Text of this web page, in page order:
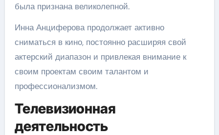
была признана великолепной.
Инна Анциферова продолжает активно
сниматься в кино, постоянно расширяя свой
актерский диапазон и привлекая внимание к
своим проектам своим талантом и
профессионализмом.
Телевизионная
деятельность